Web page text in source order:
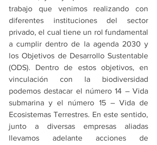
trabajo que venimos realizando con
diferentes instituciones del sector
privado, el cual tiene un rol fundamental
a cumplir dentro de la agenda 2030 y
los Objetivos de Desarrollo Sustentable
(ODS). Dentro de estos objetivos, en
vinculación con la biodiversidad
podemos destacar el número 14 – Vida
submarina y el número 15 – Vida de
Ecosistemas Terrestres. En este sentido,
junto a diversas empresas aliadas
llevamos adelante acciones de